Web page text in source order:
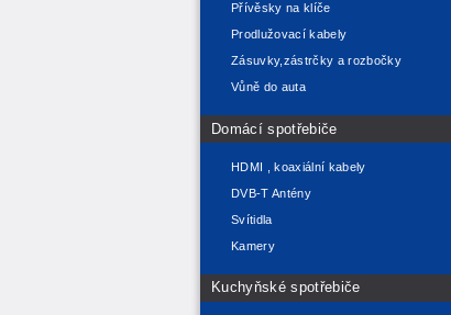
Přívěsky na klíče
Prodlužovací kabely
Zásuvky,zástrčky a rozbočky
Vůně do auta
Domácí spotřebiče
HDMI , koaxiální kabely
DVB-T Antény
Svítidla
Kamery
Kuchyňské spotřebiče